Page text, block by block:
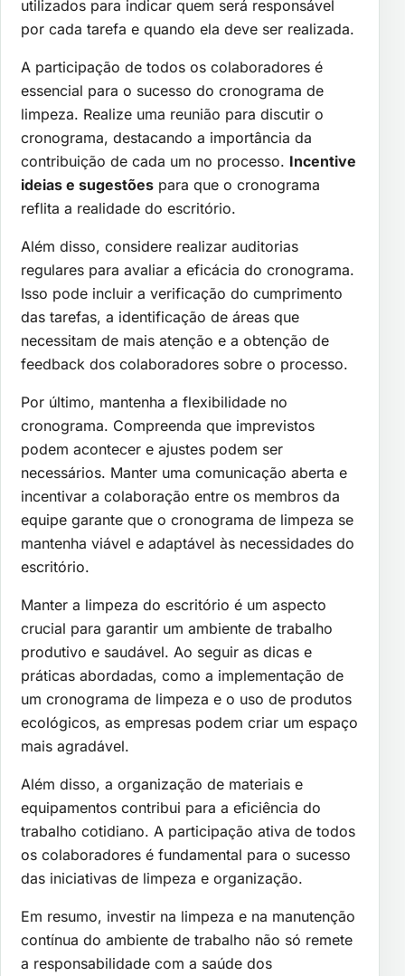
utilizados para indicar quem será responsável
por cada tarefa e quando ela deve ser realizada.
A participação de todos os colaboradores é
essencial para o sucesso do cronograma de
limpeza. Realize uma reunião para discutir o
cronograma, destacando a importância da
contribuição de cada um no processo. Incentive
ideias e sugestões para que o cronograma
reflita a realidade do escritório.
Além disso, considere realizar auditorias
regulares para avaliar a eficácia do cronograma.
Isso pode incluir a verificação do cumprimento
das tarefas, a identificação de áreas que
necessitam de mais atenção e a obtenção de
feedback dos colaboradores sobre o processo.
Por último, mantenha a flexibilidade no
cronograma. Compreenda que imprevistos
podem acontecer e ajustes podem ser
necessários. Manter uma comunicação aberta e
incentivar a colaboração entre os membros da
equipe garante que o cronograma de limpeza se
mantenha viável e adaptável às necessidades do
escritório.
Manter a limpeza do escritório é um aspecto
crucial para garantir um ambiente de trabalho
produtivo e saudável. Ao seguir as dicas e
práticas abordadas, como a implementação de
um cronograma de limpeza e o uso de produtos
ecológicos, as empresas podem criar um espaço
mais agradável.
Além disso, a organização de materiais e
equipamentos contribui para a eficiência do
trabalho cotidiano. A participação ativa de todos
os colaboradores é fundamental para o sucesso
das iniciativas de limpeza e organização.
Em resumo, investir na limpeza e na manutenção
contínua do ambiente de trabalho não só remete
a responsabilidade com a saúde dos